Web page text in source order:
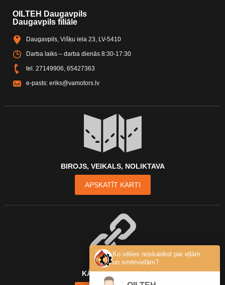
OILTEH Daugavpils
Daugavpils filiāle
Daugavpils, Višķu iela 23, LV-5410
Darba laiks – darba dienās 8:30-17:30
tel. 27149906, 65427363
e-pasts: eriks@vamotors.lv
BIROJS, VEIKALS, NOLIKTAVA
APSKATĪT KARTI
KĀ MŪS ATRAST?
Ko vēlies noskaidrot par eļļām
un smērvielām?